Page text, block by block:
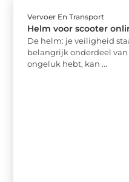
Vervoer En Transport
Helm voor scooter
De helm: je veiligheid
belangrijk onderdeel
ongeluk hebt, kan ...